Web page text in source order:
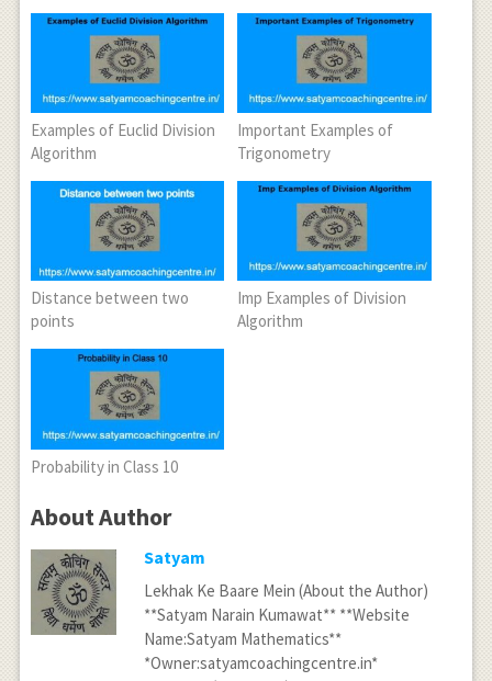
Examples of Euclid Division
Algorithm
Important Examples of
Trigonometry
Distance between two
points
Imp Examples of Division
Algorithm
Probability in Class 10
About Author
Satyam
Lekhak Ke Baare Mein (About the Author)
**Satyam Narain Kumawat** **Website
Name:Satyam Mathematics**
*Owner:satyamcoachingcentre.in*